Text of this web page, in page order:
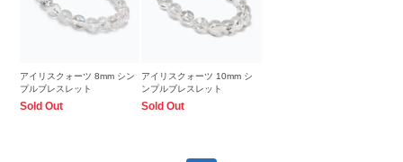
アイリスクォーツ 8mm シン
プルブレスレット
Sold Out
アイリスクォーツ 10mm シ
ンプルブレスレット
Sold Out